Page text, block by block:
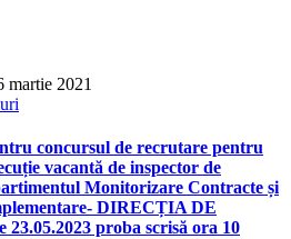
martie 2021
concursul de recrutare pentru
vacantă de inspector de
Monitorizare Contracte și
DIRECȚIA DE
proba scrisă ora 10